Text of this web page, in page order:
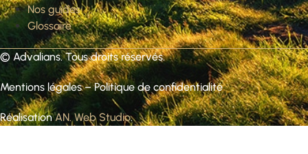
Nos guides
Glossaire
© Advalians. Tous droits réservés.
Mentions légales–Politique de confidentialité
RéalisationAN. Web Studio.